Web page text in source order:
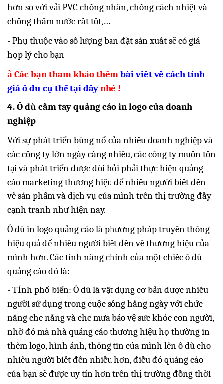
hơn so với vải PVC chống nhăn, chống cách nhiệt và
chống thấm nước rất tốt,…
- Phụ thuộc vào số lượng bạn đặt sản xuất sẽ có giá
họp lý cho bạn
à Các bạn tham khảo thêmbài viết về cách tính
giá ô du cụ thể tại đâynhé !
4. Ô dù cầm tay quảng cáo in logo của doanh
nghiệp
Với sự phát triển bùng nổ của nhiều doanh nghiệp và
các công ty lớn ngày càng nhiều, các công ty muốn tồn
tại và phát triển được đòi hỏi phải thực hiện quảng
cáo marketing thương hiệu để nhiều người biết đến
về sản phẩm và dịch vụ của mình trên thị trường đầy
cạnh tranh như hiện nay.
Ô dù in logo quảng cáo là phương pháp truyền thông
hiệu quả để nhiều người biết đến về thương hiệu của
mình hơn. Các tính năng chính của một chiếc ô dù
quảng cáo đó là:
- TÍnh phổ biển: Ô dù là vật dụng cơ bản được nhiều
người sử dụng trong cuộc sống hằng ngày với chức
năng che nắng và che mưa bảo vệ sưc khỏe con người,
nhờ đó mà nhà quảng cáo thương hiệu họ thường in
thêm logo, hình ảnh, thông tin của mình lên ô dù cho
nhiều người biết đến nhiều hơn, điều đó quảng cáo
của bạn sẽ được uy tín hơn trên thị trường đồng thời